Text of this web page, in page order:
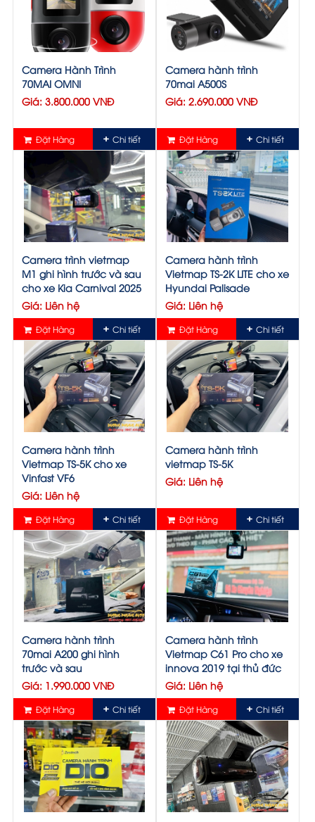
Camera Hành Trình
70MAI OMNI
Giá: 3.800.000 VNĐ
Đặt Hàng Chi tiết
Camera hành trình
70mai A500S
Giá: 2.690.000 VNĐ
Đặt Hàng Chi tiết
Camera trình vietmap
M1 ghi hình trước và sau
cho xe Kia Carnival 2025
Giá: Liên hệ
Đặt Hàng Chi tiết
Camera hành trình
Vietmap TS-2K LITE cho xe
Hyundai Palisade
Giá: Liên hệ
Đặt Hàng Chi tiết
Camera hành trình
Vietmap TS-5K cho xe
Vinfast VF6
Giá: Liên hệ
Đặt Hàng Chi tiết
Camera hành trình
vietmap TS-5K
Giá: Liên hệ
Đặt Hàng Chi tiết
Camera hành trình
70mai A200 ghi hình
trước và sau
Giá: 1.990.000 VNĐ
Đặt Hàng Chi tiết
Camera hành trình
Vietmap C61 Pro cho xe
innova 2019 tại thủ đức
Giá: Liên hệ
Đặt Hàng Chi tiết